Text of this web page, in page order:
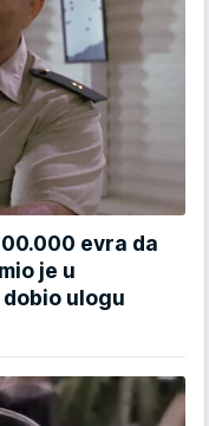
evra da
je u
ulogu